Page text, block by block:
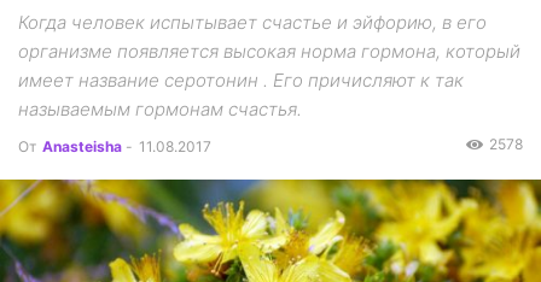
Когда человек испытывает счастье и эйфорию, в его
организме появляется высокая норма гормона, который
имеет название серотонин . Его причисляют к так
называемым гормонам счастья.
От Anasteisha - 11.08.2017 2578